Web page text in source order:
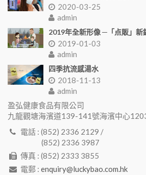
2020-03-25
admin
2019年全新形像 ─「点販」新
2019-01-03
admin
四季抗流感湯水
2018-11-13
admin
盈弘健康食品有限公司
九龍觀塘海濱道139-141號海濱中心
電話 : (852) 2336 2129 /
(852) 2336 3987
傳真 : (852) 2333 3855
電郵 : enquiry@luckybao.com.hk